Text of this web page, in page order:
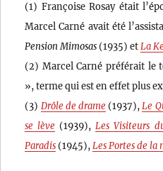
(1) Françoise Rosay était
Marcel Carné avait été
Pension Mimosas(1935) et La
(2) Marcel Carné préférait le
», terme qui est en effet plus
(3) Drôle de drame (1937), Le
se lève (1939), Les Visiteurs
Paradis(1945), Les Portes de la